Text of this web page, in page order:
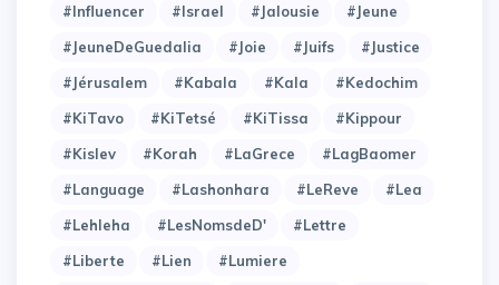
#Influencer
#Israel #Jalousie
#Jeune
#JeuneDeGuedalia
#Joie #Juifs
#Justice
#Jérusalem
#Kabala #Kala
#Kedochim
#KiTavo
#KiTetsé #KiTissa
#Kippour
#Kislev
#Korah #LaGrece
#LagBaomer
#Language
#Lashonhara #LeReve
#Lea
#Lehleha
#LesNomsdeD'
#Lettre
#Liberte
#Lien
#Lumiere